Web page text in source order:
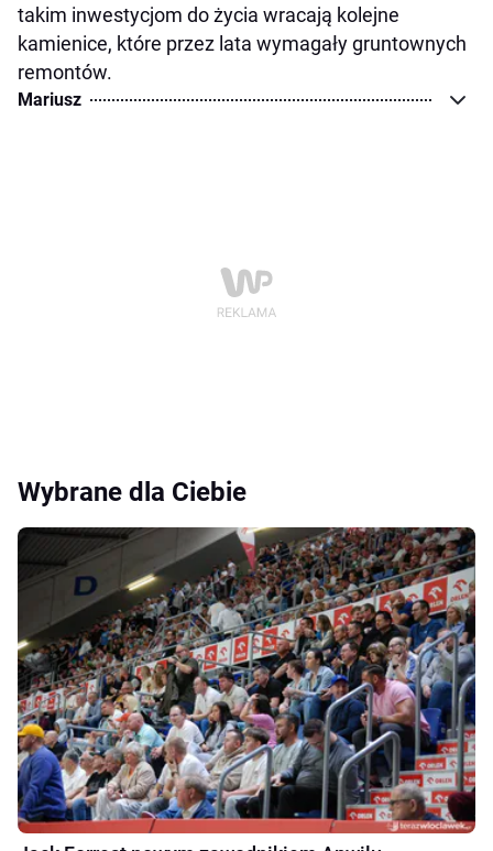
takim inwestycjom do życia wracają kolejne
kamienice, które przez lata wymagały gruntownych
remontów.
Mariusz
Wybrane dla Ciebie